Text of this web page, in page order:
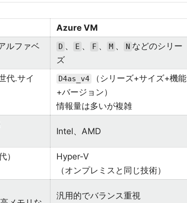
Azure VM
ルファベ
D 、 E 、 F 、 M 、 N などのシリー
ズ
代.サイ
D4as_v4
（シリーズ+サイズ+機能
+バージョン）
情報量は多いが複雑
Intel、AMD
）
Hyper-V
（オンプレミスと同じ技術）
汎用的でバランス重視